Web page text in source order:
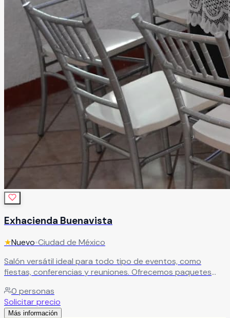
Exhacienda Buenavista
★Nuevo•Ciudad de México
Salón versátil ideal para todo tipo de eventos, como
fiestas, conferencias y reuniones. Ofrecemos paquetes
Cuenta con decoración permanente, opciones de
decoración temática, salón cerrado y techado, además de
estacionamiento para mayor comodidad.
0 personas
Solicitar precio
Más información